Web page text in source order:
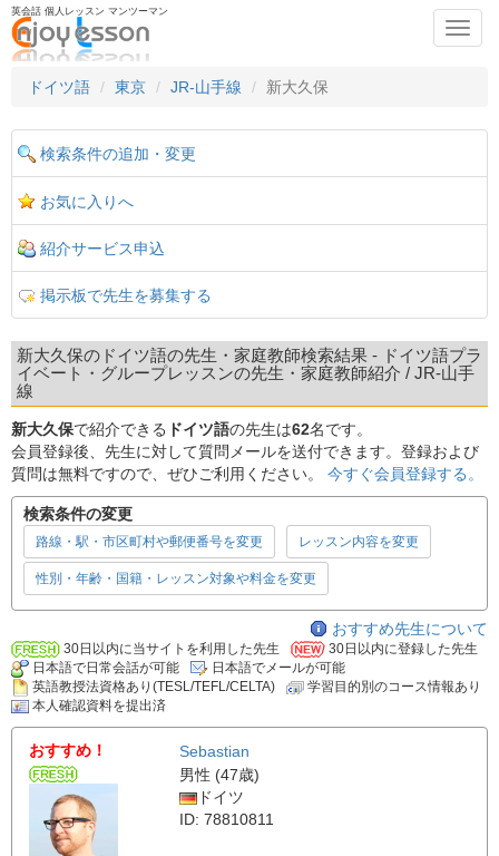
英会話 個人レッスン マンツーマン
ドイツ語
東京 JR-山手線 新大久保
検索条件の追加・変更
お気に入りへ
紹介サービス申込
掲示板で先生を募集する
新大久保のドイツ語の先生・家庭教師検索結果 - ドイツ語プラ
イベート・グループレッスンの先生・家庭教師紹介 / JR-山手
線
新大久保で紹介できる ドイツ語の先生は62名です。
会員登録後、先生に対して質問メールを送付できます。登録および
質問は無料ですので、ぜひご利用ください。 今すぐ会員登録する。
検索条件の変更
路線・駅・市区町村や郵便番号を変更 レッスン内容を変更
性別・年齢・国籍・レッスン対象や料金を変更
おすすめ先生について
30日以内に当サイトを利用した先生
30日以内に登録した先生
日本語で日常会話が可能
日本語でメールが可能
英語教授法資格あり(TESL/TEFL/CELTA)
学習目的別のコース情報あり
本人確認資料を提出済
おすすめ！
Sebastian
男性 (47歳)
ドイツ
ID: 78810811